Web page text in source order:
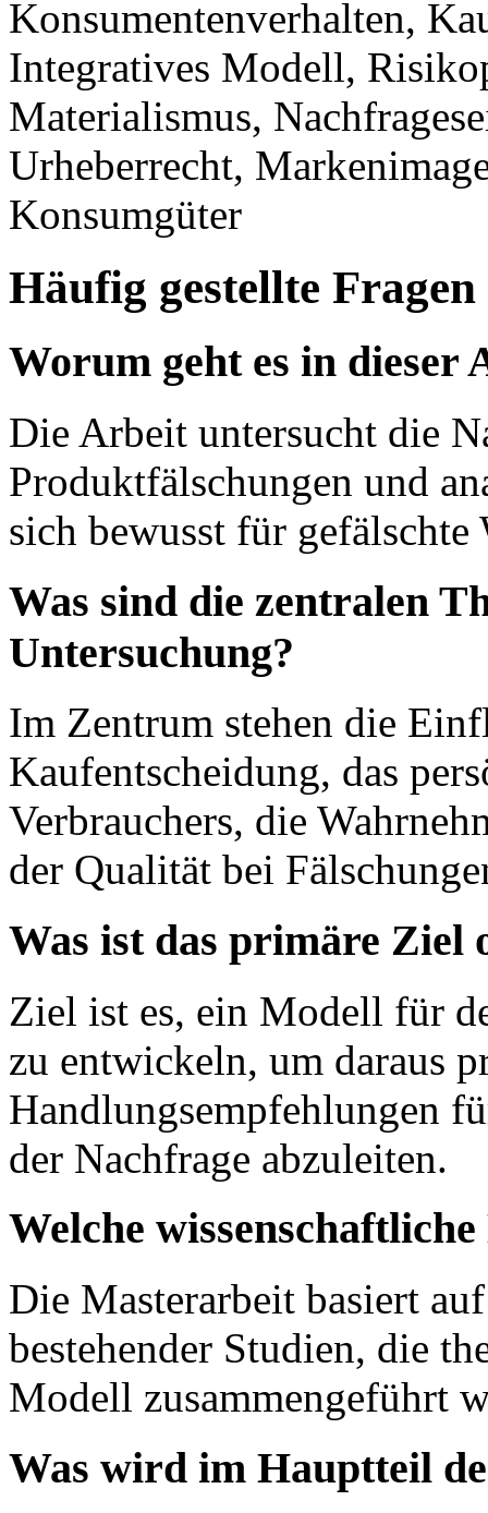
Konsumentenverhalten,
Integratives Modell,
Materialismus,
Urheberrecht,
Konsumgüter
Häufig gestellte Fragen
Worum geht es in dieser
Die Arbeit untersucht die
Produktfälschungen und
sich bewusst für gefälschte
Was sind die zentralen
Untersuchung?
Im Zentrum stehen die
Kaufentscheidung, das
Verbrauchers, die
der Qualität bei
Was ist das primäre Ziel
Ziel ist es, ein Modell für
zu entwickeln, um daraus
Handlungsempfehlungen
der Nachfrage abzuleiten.
Welche
Die Masterarbeit basiert
bestehender Studien, die
Modell zusammengeführt
Was wird im Hauptteil